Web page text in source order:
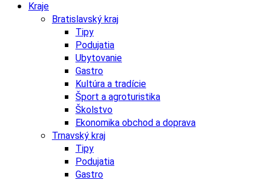
Kraje
Bratislavský kraj
Tipy
Podujatia
Ubytovanie
Gastro
Kultúra a tradície
Šport a agroturistika
Školstvo
Ekonomika obchod a doprava
Trnavský kraj
Tipy
Podujatia
Gastro